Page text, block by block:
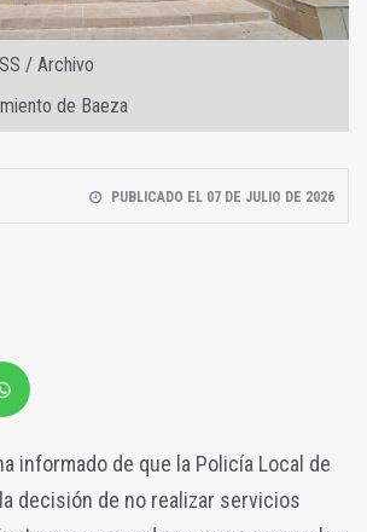
/ Archivo
de Baeza
PUBLICADO EL 07 DE JULIO DE 2026
informado de que la Policía Local de
decisión de no realizar servicios